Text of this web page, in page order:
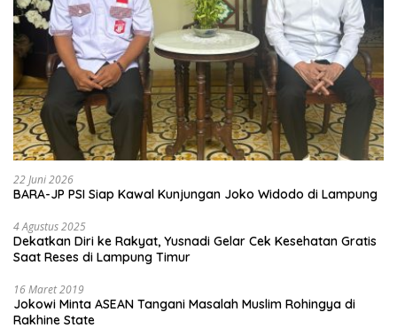
22 Juni 2026
BARA-JP PSI Siap Kawal Kunjungan Joko Widodo di Lampung
4 Agustus 2025
Dekatkan Diri ke Rakyat, Yusnadi Gelar Cek Kesehatan Gratis
Saat Reses di Lampung Timur
16 Maret 2019
Jokowi Minta ASEAN Tangani Masalah Muslim Rohingya di
Rakhine State